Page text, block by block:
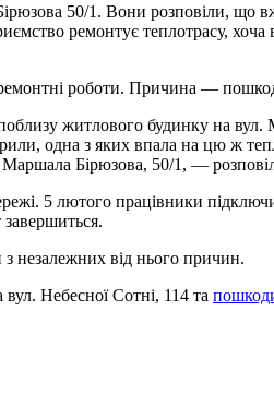
50/1. Вони розповіли, що
ремонтує теплотрасу, хоча
роботи. Причина —
житлового будинку на вул.
одна з яких впала на цю ж
Бірюзова, 50/1, —
5 лютого працівники
незалежних від нього причин.
Небесної Сотні, 114 та